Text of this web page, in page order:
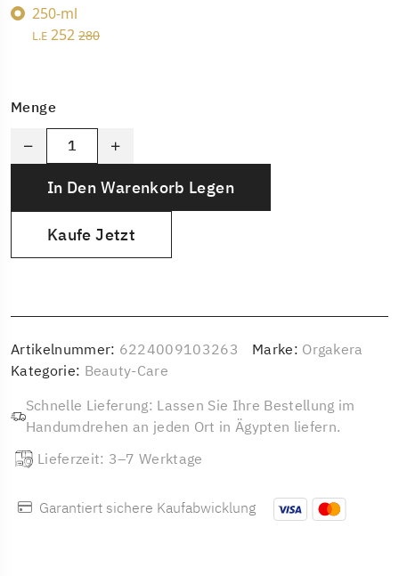
250-ml
L.E 252 280
Menge
In Den Warenkorb Legen
Kaufe Jetzt
Artikelnummer: 6224009103263 Marke: Orgakera
Kategorie: Beauty-Care
Schnelle Lieferung: Lassen Sie Ihre Bestellung im
Handumdrehen an jeden Ort in Ägypten liefern.
Lieferzeit: 3–7 Werktage
Garantiert sichere Kaufabwicklung